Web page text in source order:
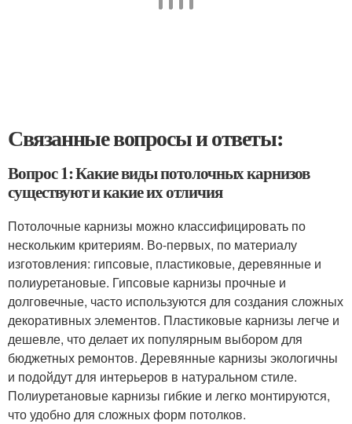
Связанные вопросы и ответы:
Вопрос 1: Какие виды потолочных карнизов
существуют и какие их отличия
Потолочные карнизы можно классифицировать по
нескольким критериям. Во-первых, по материалу
изготовления: гипсовые, пластиковые, деревянные и
полиуретановые. Гипсовые карнизы прочные и
долговечные, часто используются для создания сложных
декоративных элементов. Пластиковые карнизы легче и
дешевле, что делает их популярным выбором для
бюджетных ремонтов. Деревянные карнизы экологичны
и подойдут для интерьеров в натуральном стиле.
Полиуретановые карнизы гибкие и легко монтируются,
что удобно для сложных форм потолков.